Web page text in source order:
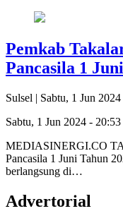
Pemkab
Pancasila 1
Sulsel | Sabtu, 1 Jun
Sabtu, 1 Jun 2024 -
MEDIASINERGI.CO
Pancasila 1 Juni Tahun
berlangsung di…
Advertorial